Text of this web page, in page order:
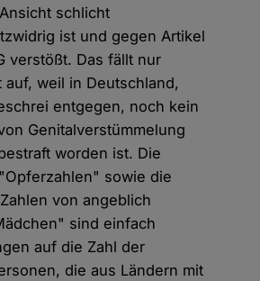
schlicht
ist und gegen Artikel
verstößt. Das fällt nur
auf, weil in Deutschland,
entgegen, noch kein
Genitalverstümmelung
worden ist. Die
sowie die
von angeblich
sind einfach
auf die Zahl der
die aus Ländern mit